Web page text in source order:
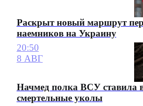
Раскрыт новый маршрут
наемников на Украину
20:50
8 АВГ
Начмед полка ВСУ ставила
смертельные уколы